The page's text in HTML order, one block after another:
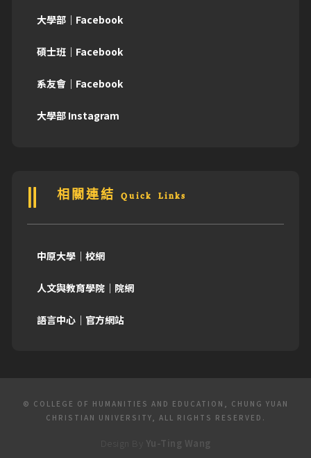
大學部｜Facebook
碩士班｜Facebook
系友會｜Facebook
大學部 Instagram
相關連結 Quick Links
中原大學｜校網
人文與教育學院｜院網
語言中心｜官方網站
© COLLEGE OF HUMANITIES AND EDUCATION, CHUNG YUAN
CHRISTIAN UNIVERSITY, ALL RIGHTS RESERVED.
Design By Yu-Ting Wang